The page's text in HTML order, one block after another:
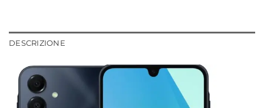
DESCRIZIONE